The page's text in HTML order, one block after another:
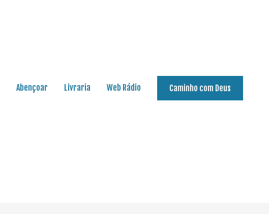
Abençoar Livraria Web Rádio Caminho com Deus